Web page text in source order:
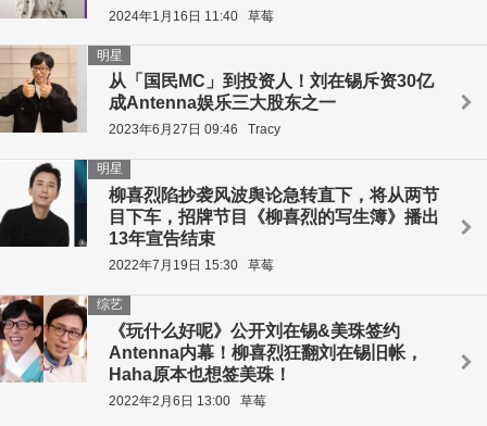
2024年1月16日 11:40 草莓
从「国民MC」到投资人！刘在锡斥资30亿
成Antenna娱乐三大股东之一
明星
2023年6月27日 09:46 Tracy
柳喜烈陷抄袭风波舆论急转直下，将从两节
目下车，招牌节目《柳喜烈的写生簿》播出
13年宣告结束
明星
2022年7月19日 15:30 草莓
《玩什么好呢》公开刘在锡&美珠签约
Antenna内幕！柳喜烈狂翻刘在锡旧帐，
Haha原本也想签美珠！
综艺
2022年2月6日 13:00 草莓